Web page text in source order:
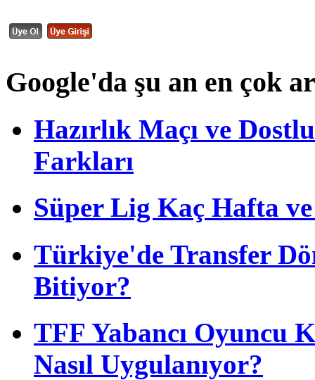
Google'da şu an en çok
Hazırlık Maçı ve
Farkları
Süper Lig Kaç Hafta
Türkiye'de Transfer
Bitiyor?
TFF Yabancı Oyuncu
Nasıl Uygulanıyor?